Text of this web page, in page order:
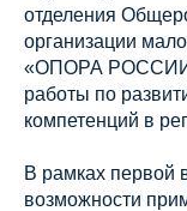
отделения
организации
«ОПОРА РОССИИ»
работы по
компетенций в
В рамках первой
возможности